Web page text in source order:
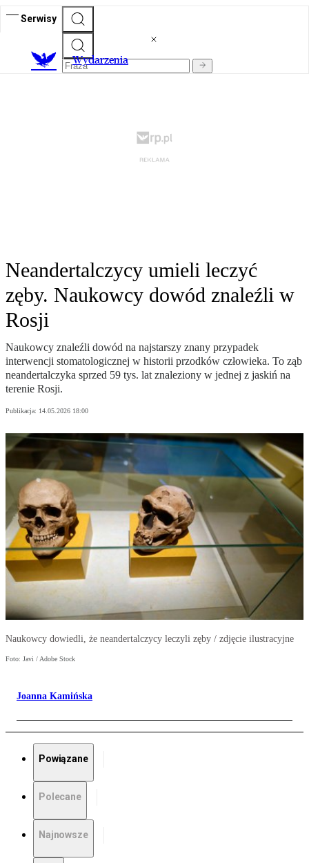
Serwisy
Wydarzenia
Neandertalczycy umieli leczyć
zęby. Naukowcy dowód znaleźli w
Rosji
Naukowcy znaleźli dowód na najstarszy znany przypadek
interwencji stomatologicznej w historii przodków człowieka. To ząb
neandertalczyka sprzed 59 tys. lat znaleziony w jednej z jaskiń na
terenie Rosji.
Publikacja: 14.05.2026 18:00
Naukowcy dowiedli, że neandertalczycy leczyli zęby / zdjęcie ilustracyjne
Foto: Javi / Adobe Stock
Joanna Kamińska
Powiązane
Polecane
Najnowsze